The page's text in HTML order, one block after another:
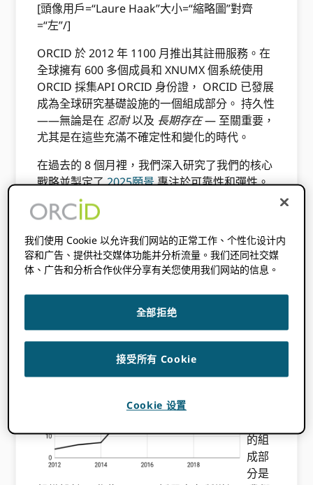
[頭像用戶=“Laure Haak”大小=“縮略圖”對齊
=“左”/]
ORCID 於 2012 年 1100 月推出其註冊服務。在
全球擁有 600 多個成員和 XNUMX 個系統使用
ORCID 採集API ORCID 身份證， ORCID 已發展
成為全球研究基礎設施的一個組成部分。 持久性
——無論是在 忍耐以及 長期存在— 至關重要，
尤其是在這些充滿不確定性和變化的時代。
在過去的 8 個月裡，我們深入研究了我們的核心
戰略並製定了2025願景專注於可靠性和彈性。
我們的願景包含三個主要組成部分：
重新設計我們與社區互動的方式，以及
維護和創新我們的服務。
的組
成部
分是
我们使用 Cookie 以允许我们网站的正常工作、个性化设计内
容和广告、提供社交媒体功能并分析流量。我们还同社交媒
体、广告和分析合作伙伴分享有关您使用我们网站的信息。
全部拒绝
接受所有 Cookie
Cookie 设置